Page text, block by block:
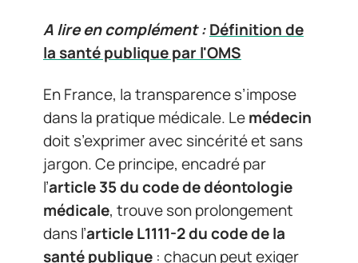
A lire en complément :Définition de
la santé publique par l'OMS
En France, la transparence s’impose
dans la pratique médicale. Lemédecin
doit s’exprimer avec sincérité et sans
jargon. Ce principe, encadré par
l’article 35 du code de déontologie
médicale, trouve son prolongement
dans l’article L1111-2 du code de la
santé publique : chacun peut exiger